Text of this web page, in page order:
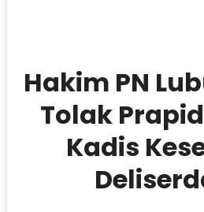
Hakim PN
Tolak
Kadis